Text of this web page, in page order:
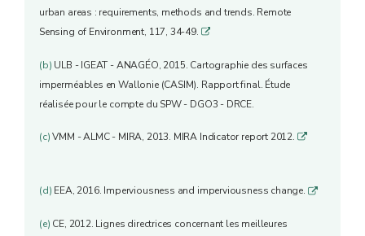
urban areas : requirements, methods and trends. Remote
Sensing of Environment, 117, 34-49.
q
(b) ULB - IGEAT - ANAGÉO, 2015. Cartographie des surfaces
imperméables en Wallonie (CASIM). Rapport final. Étude
réalisée pour le compte du SPW - DGO3 - DRCE.
(c)VMM - ALMC - MIRA, 2013. MIRA Indicator report 2012. q
(d) EEA, 2016. Imperviousness and imperviousness change. q
(e) CE, 2012. Lignes directrices concernant les meilleures